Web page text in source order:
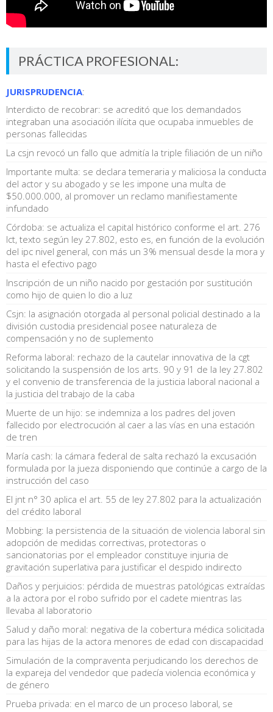
PRÁCTICA PROFESIONAL:
JURISPRUDENCIA:
Interdicto de recobrar: se acreditó que los demandados
integraban una asociación ilícita que ocupaba inmuebles de
personas fallecidas
La csjn revocó un fallo que admitía la triple filiación de un niño
Importante multa: se declara temeraria y maliciosa la conducta
del actor y su abogado y se les impone una multa de
$50.000.000, al promover un reclamo manifiestamente
infundado
Córdoba: se actualiza el capital histórico conforme el art. 276
lct, texto según ley 27.802, esto es, en función de la evolución
del ipc nivel general, con más un 3% mensual desde la mora y
hasta el efectivo pago
Inscripción de un niño nacido por gestación por sustitución
como hijo de quien lo dio a luz
Csjn: la asignación otorgada al personal policial destinado a la
división custodia presidencial posee naturaleza de
compensación y no de suplemento
Reforma laboral: rechazo de la cautelar innovativa de la cgt
solicitando la suspensión de los arts. 90 y 91 de la ley 27.802
y el convenio de transferencia de la justicia laboral nacional a
la justicia del trabajo de la caba
Muerte de un hijo: se indemniza a los padres del joven
fallecido por electrocución al caer a las vías en una estación
de tren
María cash: la cámara federal de salta rechazó la excusación
formulada por la jueza disponiendo que continúe a cargo de la
instrucción del caso
El jnt n° 30 aplica el art. 55 de ley 27.802 para la actualización
del crédito laboral
Mobbing: la persistencia de la situación de violencia laboral sin
adopción de medidas correctivas, protectoras o
sancionatorias por el empleador constituye injuria de
gravitación superlativa para justificar el despido indirecto
Daños y perjuicios: pérdida de muestras patológicas extraídas
a la actora por el robo sufrido por el cadete mientras las
llevaba al laboratorio
Salud y daño moral: negativa de la cobertura médica solicitada
para las hijas de la actora menores de edad con discapacidad
Simulación de la compraventa perjudicando los derechos de
la expareja del vendedor que padecía violencia económica y
de género
Prueba privada: en el marco de un proceso laboral, se